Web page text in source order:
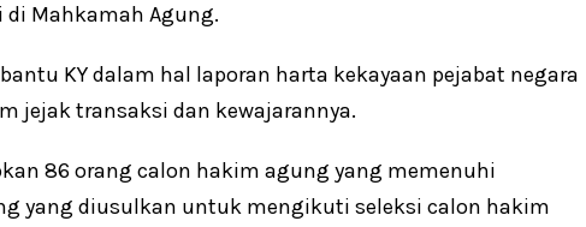
di Mahkamah Agung.
KY dalam hal laporan harta kekayaan pejabat negara
jejak transaksi dan kewajarannya.
86 orang calon hakim agung yang memenuhi
yang diusulkan untuk mengikuti seleksi calon hakim